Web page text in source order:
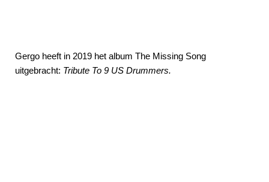
Gergo heeft in 2019 het album The Missing Song
uitgebracht: Tribute To 9 US Drummers.